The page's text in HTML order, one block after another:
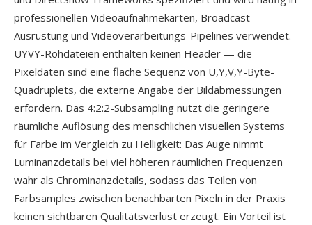
professionellen Videoaufnahmekarten, Broadcast-
Ausrüstung und Videoverarbeitungs-Pipelines verwendet.
UYVY-Rohdateien enthalten keinen Header — die
Pixeldaten sind eine flache Sequenz von U,Y,V,Y-Byte-
Quadruplets, die externe Angabe der Bildabmessungen
erfordern. Das 4:2:2-Subsampling nutzt die geringere
räumliche Auflösung des menschlichen visuellen Systems
für Farbe im Vergleich zu Helligkeit: Das Auge nimmt
Luminanzdetails bei viel höheren räumlichen Frequenzen
wahr als Chrominanzdetails, sodass das Teilen von
Farbsamples zwischen benachbarten Pixeln in der Praxis
keinen sichtbaren Qualitätsverlust erzeugt. Ein Vorteil ist